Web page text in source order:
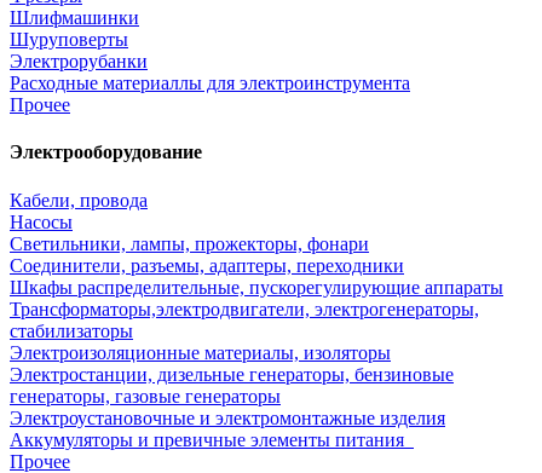
Шлифмашинки
Шуруповерты
Электрорубанки
Расходные материаллы для электроинструмента
Прочее
Электрооборудование
Кабели, провода
Насосы
Светильники, лампы, прожекторы, фонари
Соединители, разъемы, адаптеры, переходники
Шкафы распределительные, пускорегулирующие аппараты
Трансформаторы,электродвигатели, электрогенераторы,
стабилизаторы
Электроизоляционные материалы, изоляторы
Электростанции, дизельные генераторы, бензиновые
генераторы, газовые генераторы
Электроустановочные и электромонтажные изделия
Аккумуляторы и превичные элементы питания
Прочее